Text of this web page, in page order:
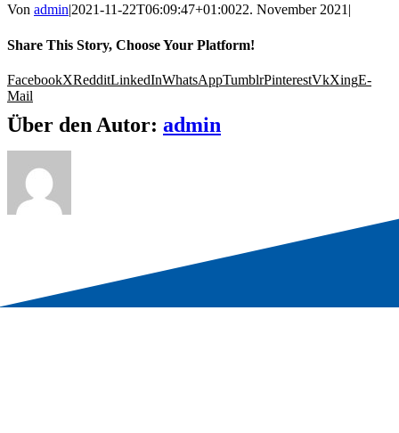
Von admin|2021-11-22T06:09:47+01:0022. November 2021|
Share This Story, Choose Your Platform!
FacebookXRedditLinkedInWhatsAppTumblrPinterestVkXingE-
Mail
Über den Autor: admin